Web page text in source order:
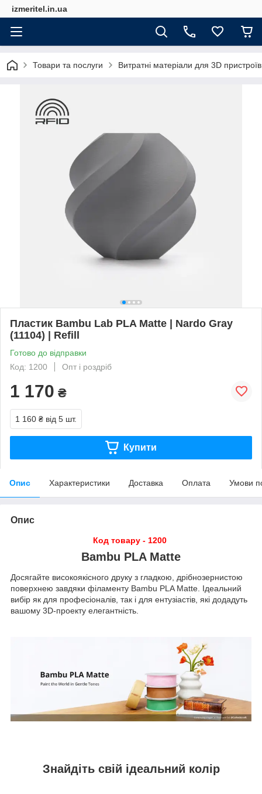
izmeritel.in.ua
Товари та послуги Витратні матеріали для 3D пристроїв
Пластик Bambu Lab PLA Matte | Nardo Gray
(11104) | Refill
Готово до відправки
Код: 1200
Опт і роздріб
1 170 ₴
1 160 ₴ від 5 шт.
Купити
Опис Характеристики Доставка Оплата Умови
Опис
Код товару - 1200
Bambu PLA Matte
Досягайте високоякісного друку з гладкою, дрібнозернистою
поверхнею завдяки філаменту Bambu PLA Matte. Ідеальний
вибір як для професіоналів, так і для ентузіастів, які додадуть
вашому 3D-проекту елегантність.
Знайдіть свій ідеальний колір